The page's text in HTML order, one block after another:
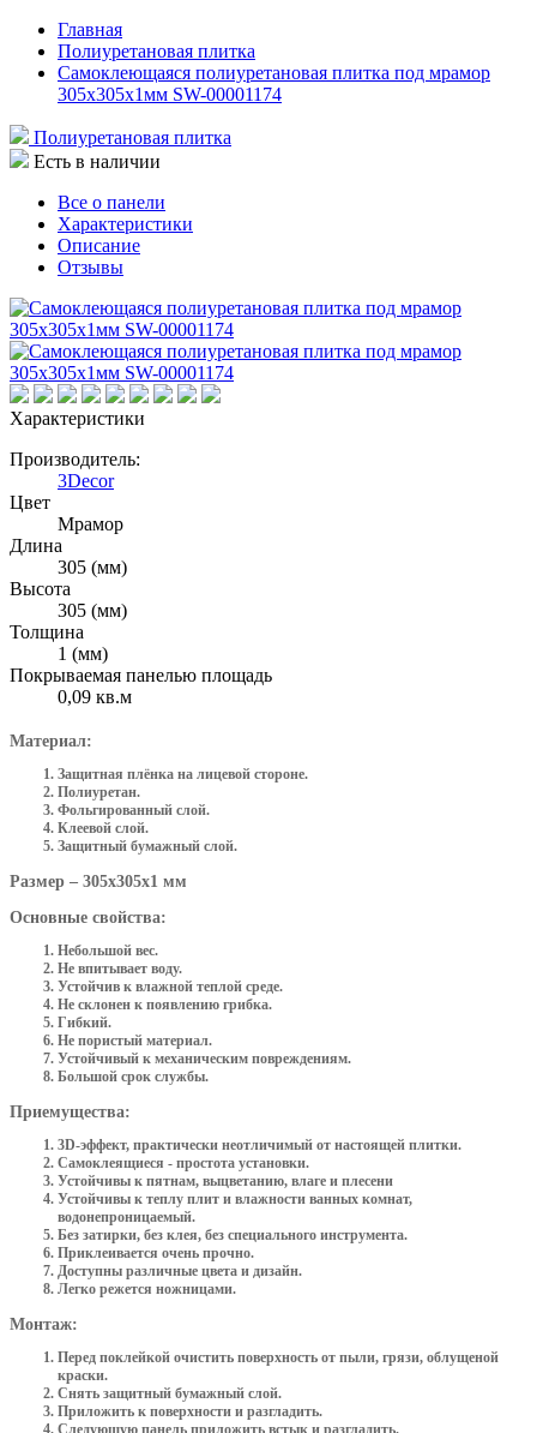
Главная
Полиуретановая плитка
Самоклеющаяся полиуретановая плитка под мрамор
305х305х1мм SW-00001174
Полиуретановая плитка
Есть в наличии
Все о панели
Характеристики
Описание
Отзывы
Характеристики
Производитель:
3Decor
Цвет
Мрамор
Длина
305 (мм)
Высота
305 (мм)
Толщина
1 (мм)
Покрываемая панелью площадь
0,09 кв.м
Материал:
Защитная плёнка на лицевой стороне.
Полиуретан.
Фольгированный слой.
Клеевой слой.
Защитный бумажный слой.
Размер – 305х305х1 мм
Основные свойства:
Небольшой вес.
Не впитывает воду.
Устойчив к влажной теплой среде.
Не склонен к появлению грибка.
Гибкий.
Не пористый материал.
Устойчивый к механическим повреждениям.
Большой срок службы.
Приемущества:
3D-эффект, практически неотличимый от настоящей плитки.
Самоклеящиеся - простота установки.
Устойчивы к пятнам, выцветанию, влаге и плесени
Устойчивы к теплу плит и влажности ванных комнат,
водонепроницаемый.
Без затирки, без клея, без специального инструмента.
Приклеивается очень прочно.
Доступны различные цвета и дизайн.
Легко режется ножницами.
Монтаж:
Перед поклейкой очистить поверхность от пыли, грязи, облущеной
краски.
Снять защитный бумажный слой.
Приложить к поверхности и разгладить.
Следующую панель приложить встык и разгладить.